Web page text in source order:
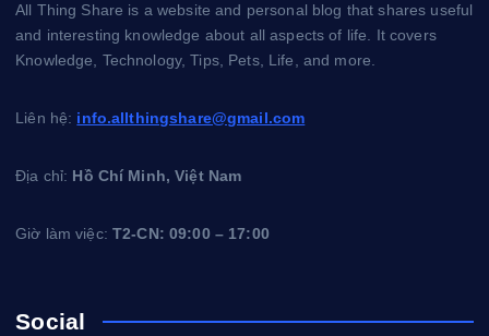
All Thing Share is a website and personal blog that shares useful
and interesting knowledge about all aspects of life. It covers
Knowledge, Technology, Tips, Pets, Life, and more.
Liên hệ: info.allthingshare@gmail.com
Địa chỉ: Hồ Chí Minh, Việt Nam
Giờ làm việc:T2-CN: 09:00 – 17:00
Social